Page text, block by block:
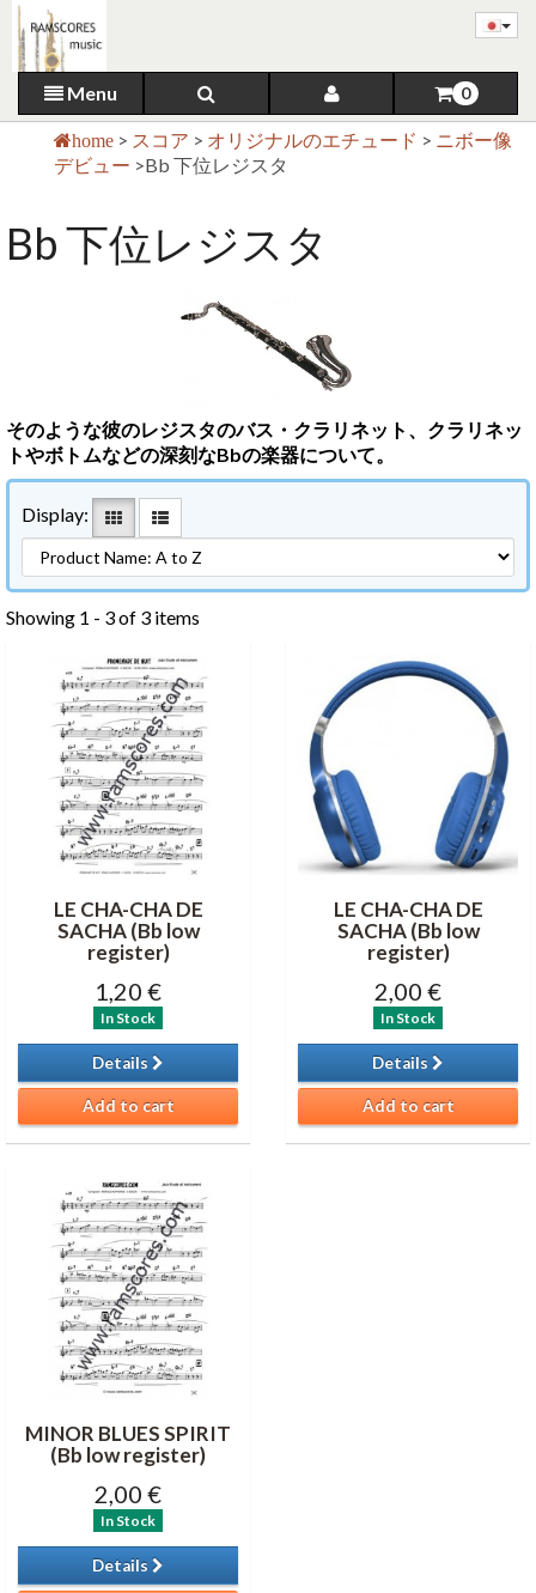
Menu 0
home > スコア > オリジナルのエチュード > ニボー像
デビュー >Bb 下位レジスタ
Bb 下位レジスタ
そのような彼のレジスタのバス・クラリネット、クラリネッ
トやボトムなどの深刻なBbの楽器について。
Display:
Showing 1 - 3 of 3 items
LE CHA-CHA DE
SACHA (Bb low
register)
1,20 €
In Stock
Details
Add to cart
LE CHA-CHA DE
SACHA (Bb low
register)
2,00 €
In Stock
Details
Add to cart
MINOR BLUES SPIRIT
(Bb low register)
2,00 €
In Stock
Details